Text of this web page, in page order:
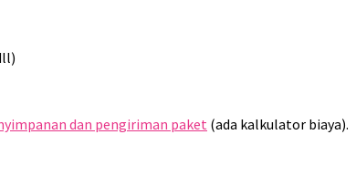
dan pengiriman paket (ada kalkulator biaya).